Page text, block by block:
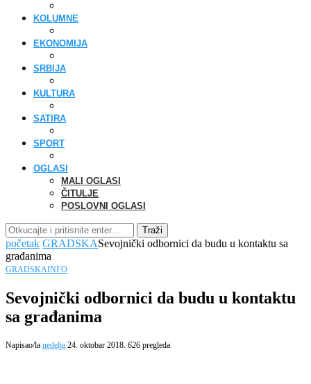
KOLUMNE
EKONOMIJA
SRBIJA
KULTURA
SATIRA
SPORT
OGLASI
MALI OGLASI
ČITULJE
POSLOVNI OGLASI
Traži
početak GRADSKASevojnički odbornici da budu u kontaktu sa
građanima
GRADSKAINFO
Sevojnički odbornici da budu u kontaktu
sa građanima
Napisao/la nedelja 24. oktobar 2018. 626 pregleda